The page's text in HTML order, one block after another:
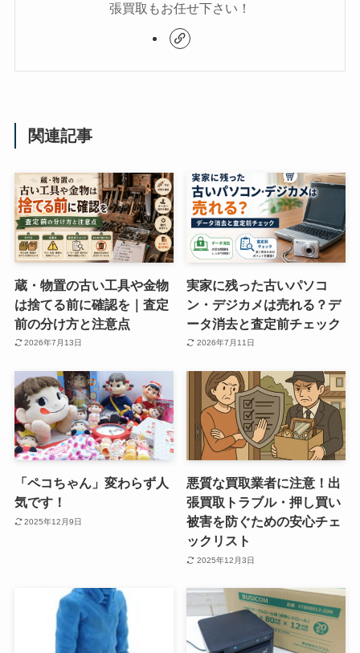
張買取もお任せ下さい！
関連記事
蔵・物置の古い工具や金物
は捨てる前に確認を｜査定
前の分け方と注意点
2026年7月13日
実家に残った古いパソコ
ン・デジカメは売れる？デ
ータ消去と査定前チェック
2026年7月11日
「ペコちゃん」変わらず人
気です！
2025年12月9日
悪質な買取業者に注意！出
張買取トラブル・押し買い
被害を防ぐための安心チェ
ックリスト
2025年12月3日